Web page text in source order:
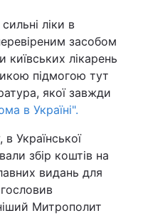
ліки в
засобом
київських лікарень
підмогою тут
якої завжди
в Україні".
Української
збір коштів на
видань для
Митрополит